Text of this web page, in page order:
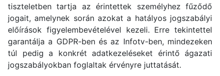
tiszteletben tartja az érintettek személyhez fűződő
jogait, amelynek során azokat a hatályos jogszabályi
előírások figyelembevételével kezeli. Erre tekintettel
garantálja a GDPR-ben és az Infotv-ben, mindezeken
túl pedig a konkrét adatkezeléseket érintő ágazati
jogszabályokban foglaltak érvényre juttatását.